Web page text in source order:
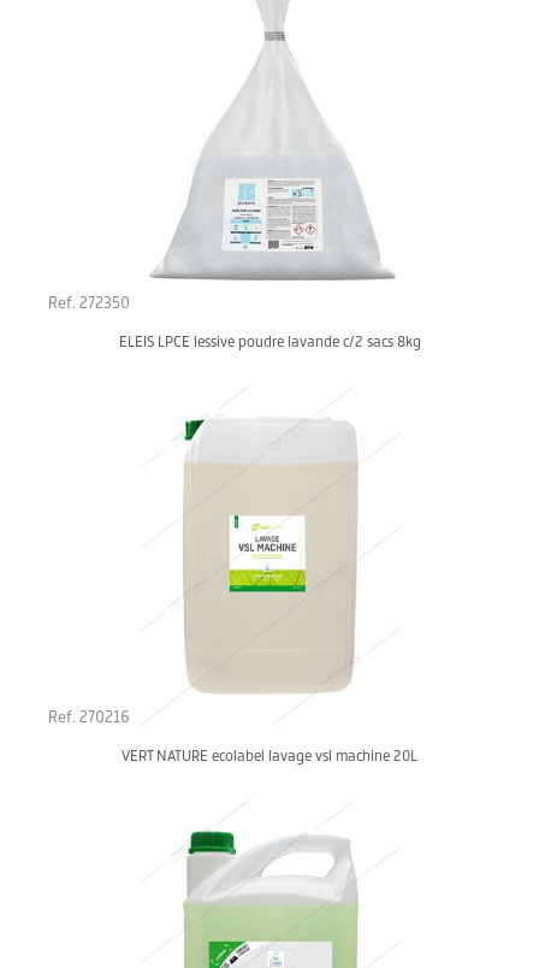
Ref. 272350
ELEIS LPCE lessive poudre lavande c/2 sacs 8kg
Ref. 270216
VERT NATURE ecolabel lavage vsl machine 20L